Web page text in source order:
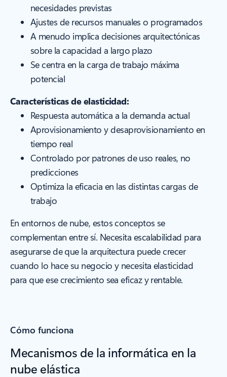
necesidades previstas
Ajustes de recursos manuales o programados
A menudo implica decisiones arquitectónicas
sobre la capacidad a largo plazo
Se centra en la carga de trabajo máxima
potencial
Características de elasticidad:
Respuesta automática a la demanda actual
Aprovisionamiento y desaprovisionamiento en
tiempo real
Controlado por patrones de uso reales, no
predicciones
Optimiza la eficacia en las distintas cargas de
trabajo
En entornos de nube, estos conceptos se
complementan entre sí. Necesita escalabilidad para
asegurarse de que la arquitectura puede crecer
cuando lo hace su negocio y necesita elasticidad
para que ese crecimiento sea eficaz y rentable.
Cómo funciona
Mecanismos de la informática en la
nube elástica